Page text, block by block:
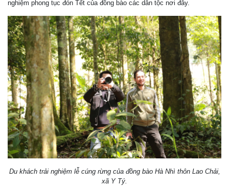
nghiệm phong tục đón Tết của đồng bào các dân tộc nơi đây.
Du khách trải nghiệm lễ cúng rừng của đồng bào Hà Nhì thôn Lao Chải,
xã Y Tý.